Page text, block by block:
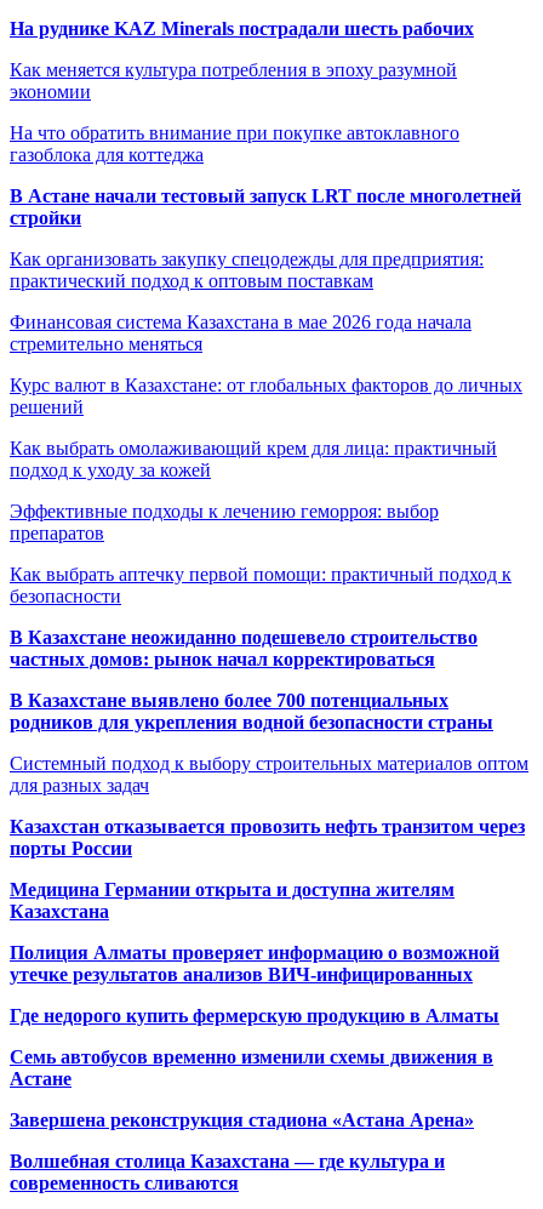
На руднике KAZ Minerals пострадали шесть рабочих
Как меняется культура потребления в эпоху разумной
экономии
На что обратить внимание при покупке автоклавного
газоблока для коттеджа
В Астане начали тестовый запуск LRT после многолетней
стройки
Как организовать закупку спецодежды для предприятия:
практический подход к оптовым поставкам
Финансовая система Казахстана в мае 2026 года начала
стремительно меняться
Курс валют в Казахстане: от глобальных факторов до личных
решений
Как выбрать омолаживающий крем для лица: практичный
подход к уходу за кожей
Эффективные подходы к лечению геморроя: выбор
препаратов
Как выбрать аптечку первой помощи: практичный подход к
безопасности
В Казахстане неожиданно подешевело строительство
частных домов: рынок начал корректироваться
В Казахстане выявлено более 700 потенциальных
родников для укрепления водной безопасности страны
Системный подход к выбору строительных материалов оптом
для разных задач
Казахстан отказывается провозить нефть транзитом через
порты России
Медицина Германии открыта и доступна жителям
Казахстана
Полиция Алматы проверяет информацию о возможной
утечке результатов анализов ВИЧ-инфицированных
Где недорого купить фермерскую продукцию в Алматы
Семь автобусов временно изменили схемы движения в
Астане
Завершена реконструкция стадиона «Астана Арена»
Волшебная столица Казахстана — где культура и
современность сливаются